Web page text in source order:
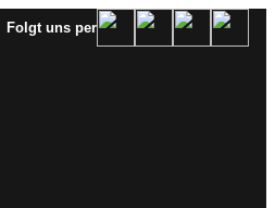
| Folgt uns per